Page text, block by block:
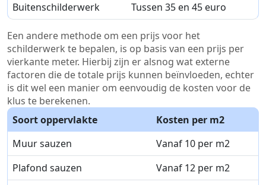
Buitenschilderwerk
Tussen 35 en 45 euro
Een andere methode om een prijs voor het
schilderwerk te bepalen, is op basis van een prijs per
vierkante meter. Hierbij zijn er alsnog wat externe
factoren die de totale prijs kunnen beïnvloeden, echter
is dit wel een manier om eenvoudig de kosten voor de
klus te berekenen.
Soort oppervlakte
Kosten per m2
Muur sauzen
Vanaf 10 per m2
Plafond sauzen
Vanaf 12 per m2